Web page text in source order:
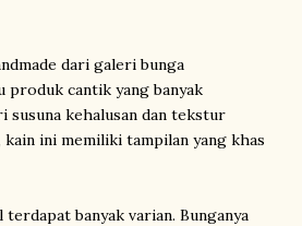
dari galeri bunga
produk cantik yang banyak
susuna kehalusan dan tekstur
kain ini memiliki tampilan yang khas
banyak varian. Bunganya